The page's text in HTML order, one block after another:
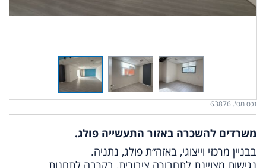
נכס מס'. 63876
משרדים להשכרה באזור התעשייה פולג.
בבניין מרכזי וייצוגי, באזה״ת פולג, נתניה.
נגישות מצויינת לתחבורה ציבורית, בקרבה לתחנות